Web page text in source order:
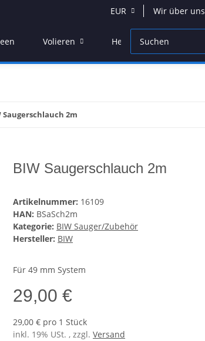
EUR Wir über uns
Volieren Hersteller
Saugerschlauch 2m
BIW Saugerschlauch 2m
Artikelnummer: 16109
HAN: BSaSch2m
Kategorie: BIW Sauger/Zubehör
Hersteller: BIW
Für 49 mm System
29,00 €
29,00 € pro 1 Stück
inkl. 19% USt. , zzgl. Versand